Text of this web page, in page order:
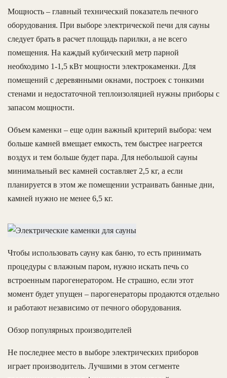
Мощность – главный технический показатель печного
оборудования. При выборе электрической печи для сауны
следует брать в расчет площадь парилки, а не всего
помещения. На каждый кубический метр парной
необходимо 1-1,5 кВт мощности электрокаменки. Для
помещений с деревянными окнами, построек с тонкими
стенами и недостаточной теплоизоляцией нужны приборы с
запасом мощности.
Объем каменки – еще один важный критерий выбора: чем
больше камней вмещает емкость, тем быстрее нагреется
воздух и тем больше будет пара. Для небольшой сауны
минимальный вес камней составляет 2,5 кг, а если
планируется в этом же помещении устраивать банные дни,
камней нужно не менее 6,5 кг.
Чтобы использовать сауну как баню, то есть принимать
процедуры с влажным паром, нужно искать печь со
встроенным парогенератором. Не страшно, если этот
момент будет упущен – парогенераторы продаются отдельно
и работают независимо от печного оборудования.
Обзор популярных производителей
Не последнее место в выборе электрических приборов
играет производитель. Лучшими в этом сегменте